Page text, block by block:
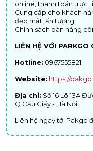
online, thanh toán trực
Cung cấp cho khách
đẹp mắt, ấn tượng
Chính sách bán hàng
LIÊN HỆ VỚI PARKGO
Hotline: 0967555821
Website: https://
Địa chỉ: Số 16 Lô 13A
Q.Cầu Giấy - Hà Nội
Liên hệ ngay tới Pakgo